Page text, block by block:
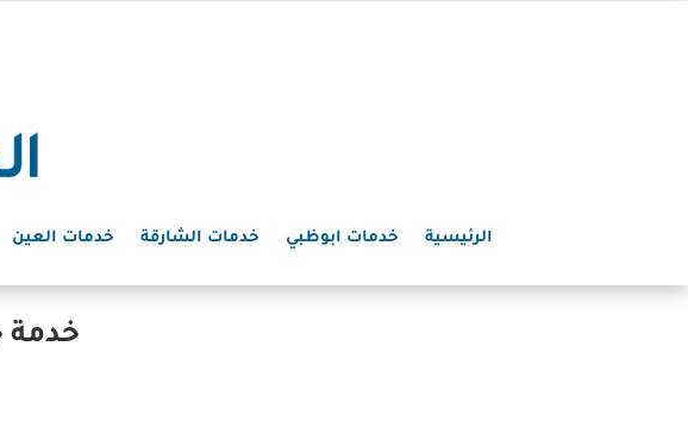
الرئيسية خدمات ابوظبي خدمات الشارقة خدمات العين
خدمة